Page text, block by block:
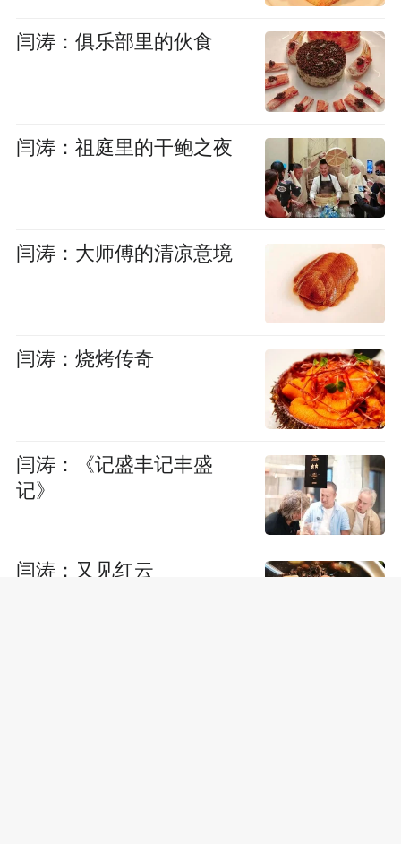
闫涛：俱乐部里的伙食
闫涛：祖庭里的干鲍之夜
闫涛：大师傅的清凉意境
闫涛：烧烤传奇
闫涛：《记盛丰记丰盛
记》
闫涛：又见红云